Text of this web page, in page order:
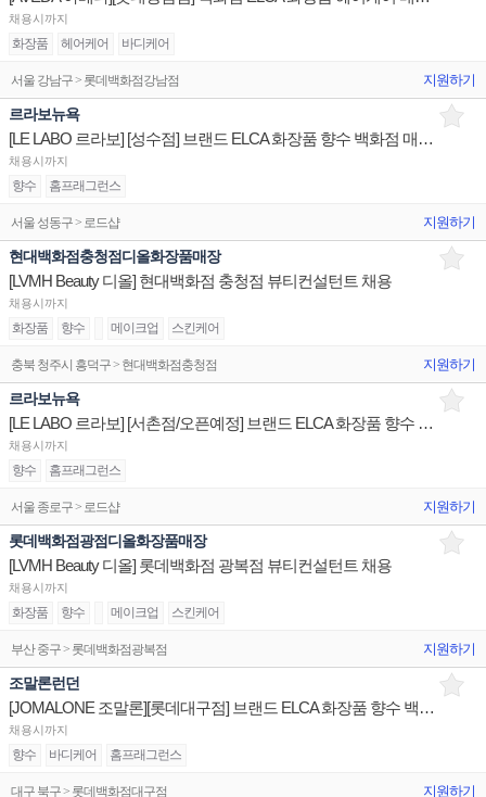
채용시까지
화장품 헤어케어 바디케어
서울 강남구 > 롯데백화점강남점 지원하기
르라보뉴욕
[LE LABO 르라보] [성수점] 브랜드 ELCA 화장품 향수 백화점 매장 채용
채용시까지
향수 홈프래그런스
서울 성동구 > 로드샵 지원하기
현대백화점충청점디올화장품매장
[LVMH Beauty 디올] 현대백화점 충청점 뷰티컨설턴트 채용
채용시까지
화장품 향수 메이크업 스킨케어
충북 청주시 흥덕구 > 현대백화점충청점 지원하기
르라보뉴욕
[LE LABO 르라보] [서촌점/오픈예정] 브랜드 ELCA 화장품 향수 백화점 매장 채용
채용시까지
향수 홈프래그런스
서울 종로구 > 로드샵 지원하기
롯데백화점광점디올화장품매장
[LVMH Beauty 디올] 롯데백화점 광복점 뷰티컨설턴트 채용
채용시까지
화장품 향수 메이크업 스킨케어
부산 중구 > 롯데백화점광복점 지원하기
조말론런던
[JOMALONE 조말론][롯데대구점] 브랜드 ELCA 화장품 향수 백화점 매장 채용
채용시까지
향수 바디케어 홈프래그런스
대구 북구 > 롯데백화점대구점 지원하기